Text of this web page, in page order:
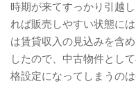
時期が来てすっかり引越
れば販売しやすい状態に
は賃貸収入の見込みを含
したので、中古物件とし
格設定になってしまうのは